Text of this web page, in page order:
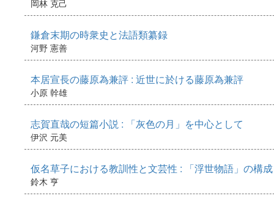
岡林 克己
鎌倉末期の時衆史と法語類纂録
河野 憲善
本居宣長の藤原為兼評 : 近世に於ける藤原為兼評
小原 幹雄
志賀直哉の短篇小説 : 「灰色の月」を中心として
伊沢 元美
仮名草子における教訓性と文芸性 : 「浮世物語」の構
鈴木 亨